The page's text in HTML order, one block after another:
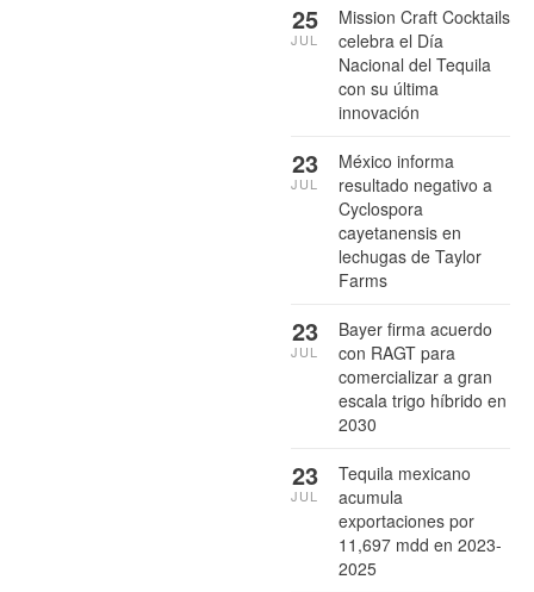
Mission Craft Cocktails
celebra el Día
Nacional del Tequila
con su última
innovación
25
JUL
México informa
resultado negativo a
Cyclospora
cayetanensis en
lechugas de Taylor
Farms
23
JUL
Bayer firma acuerdo
con RAGT para
comercializar a gran
escala trigo híbrido en
2030
23
JUL
Tequila mexicano
acumula
exportaciones por
11,697 mdd en 2023-
2025
23
JUL